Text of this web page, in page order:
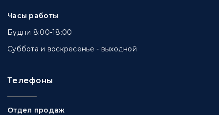
Часы работы
Будни 8:00-18:00
Суббота и воскресенье - выходной
Телефоны
Отдел продаж